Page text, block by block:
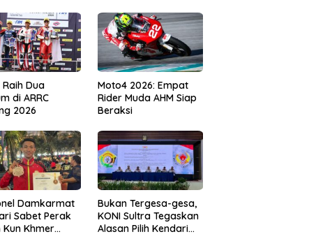
Raih Dua
di ARRC
2026
Moto4 2026: Empat
Rider Muda AHM Siap
Beraksi
Damkarmat
Sabet Perak
Kun Khmer
Bukan Tergesa-gesa,
KONI Sultra Tegaskan
Alasan Pilih Kendari